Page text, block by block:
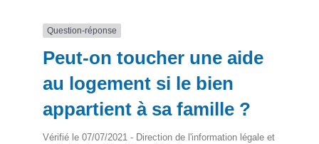
Question-réponse
Peut-on toucher une aide
au logement si le bien
appartient à sa famille ?
Vérifié le 07/07/2021 - Direction de l'information légale et